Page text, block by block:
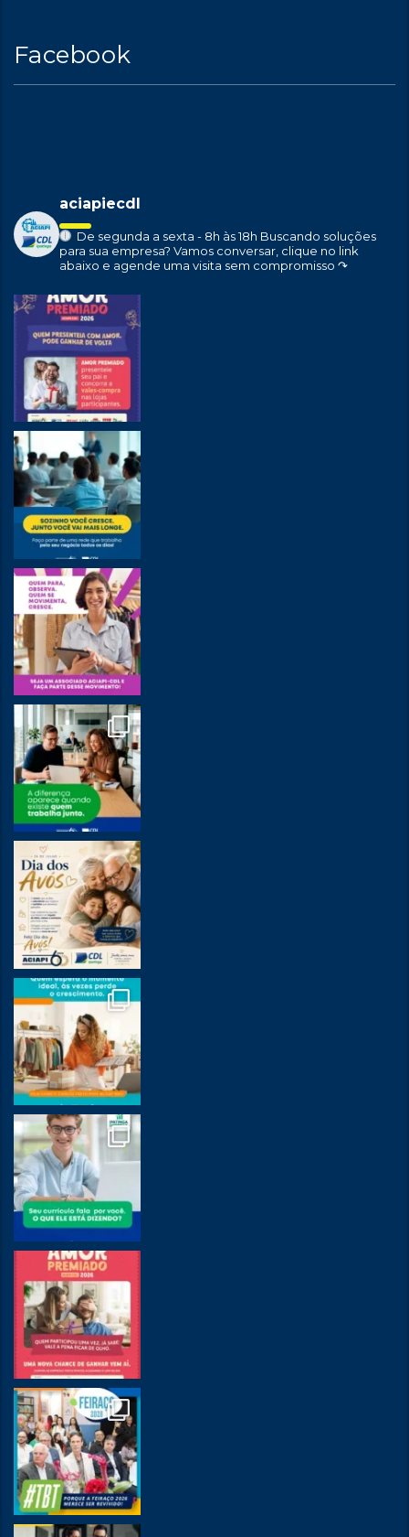
Facebook
aciapiecdl
De segunda a sexta - 8h às 18h Buscando soluções
para sua empresa? Vamos conversar, clique no link
abaixo e agende uma visita sem compromisso ↷